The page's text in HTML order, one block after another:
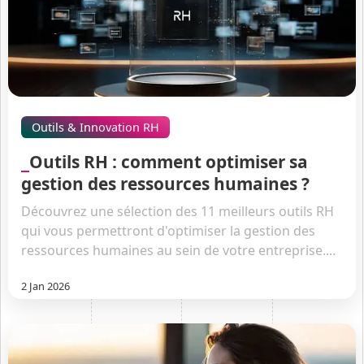
Outils & Innovation RH
Outils RH : comment optimiser sa
gestion des ressources humaines ?
Découvrez une sélection des 11 meilleurs outils RH
qui vous permettront d'optimiser la gestion des
ressources humaines au sein de votre entreprise....
2 Jan 2026